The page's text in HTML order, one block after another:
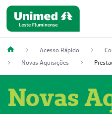
Acesso Rápido
Novas Aquisições
Novas